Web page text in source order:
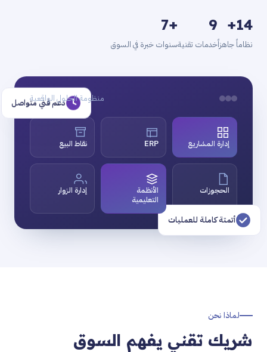
14+
نظاماً جاهزاً
9
خدمات تقنية
+7
سنوات خبرة في السوق
منظومة الحلول الواقعية
إدارة المشاريع ERP نقاط البيع
الحجوزات
الأنظمة
التعليمية
إدارة الزوار
أتمتة كاملة للعمليات
دعم فني متواصل
لماذا نحن
شريك تقني يفهم السوق